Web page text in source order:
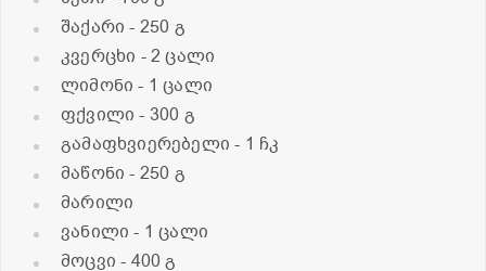
შაქარი- 250 გ
კვერცხი - 2 ცალი
ლიმონი- 1 ცალი
ფქვილი- 300 გ
გამაფხვიერებელი- 1 ჩკ
მაწონი- 250 გ
მარილი
ვანილი- 1 ცალი
მოცვი- 400 გ